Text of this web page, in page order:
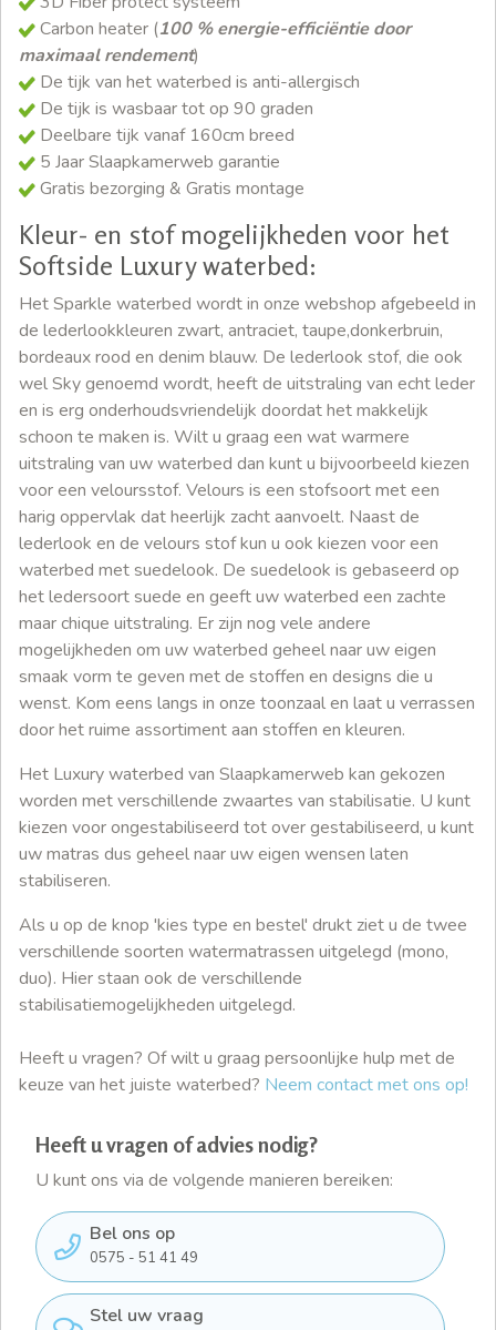
Carbon heater (100 % energie-efficiëntie door
maximaal rendement)
De tijk van het waterbed is anti-allergisch
De tijk is wasbaar tot op 90 graden
Deelbare tijk vanaf 160cm breed
5 Jaar Slaapkamerweb garantie
Gratis bezorging & Gratis montage
Kleur- en stof mogelijkheden voor het
Softside Luxury waterbed:
Het Sparkle waterbed wordt in onze webshop afgebeeld in
de lederlookkleuren zwart, antraciet, taupe,donkerbruin,
bordeaux rood en denim blauw. De lederlook stof, die ook
wel Sky genoemd wordt, heeft de uitstraling van echt leder
en is erg onderhoudsvriendelijk doordat het makkelijk
schoon te maken is. Wilt u graag een wat warmere
uitstraling van uw waterbed dan kunt u bijvoorbeeld kiezen
voor een veloursstof. Velours is een stofsoort met een
harig oppervlak dat heerlijk zacht aanvoelt. Naast de
lederlook en de velours stof kun u ook kiezen voor een
waterbed met suedelook. De suedelook is gebaseerd op
het ledersoort suede en geeft uw waterbed een zachte
maar chique uitstraling. Er zijn nog vele andere
mogelijkheden om uw waterbed geheel naar uw eigen
smaak vorm te geven met de stoffen en designs die u
wenst. Kom eens langs in onze toonzaal en laat u verrassen
door het ruime assortiment aan stoffen en kleuren.
Het Luxury waterbed van Slaapkamerweb kan gekozen
worden met verschillende zwaartes van stabilisatie. U kunt
kiezen voor ongestabiliseerd tot over gestabiliseerd, u kunt
uw matras dus geheel naar uw eigen wensen laten
stabiliseren.
Als u op de knop 'kies type en bestel' drukt ziet u de twee
verschillende soorten watermatrassen uitgelegd (mono,
duo). Hier staan ook de verschillende
stabilisatiemogelijkheden uitgelegd.
Heeft u vragen? Of wilt u graag persoonlijke hulp met de
keuze van het juiste waterbed? Neem contact met ons op!
Heeft u vragen of advies nodig?
U kunt ons via de volgende manieren bereiken:
Bel ons op
0575 - 51 41 49
Stel uw vraag